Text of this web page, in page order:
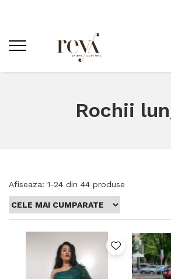
Rochii
Afiseaza: 1-24 din 44 produse